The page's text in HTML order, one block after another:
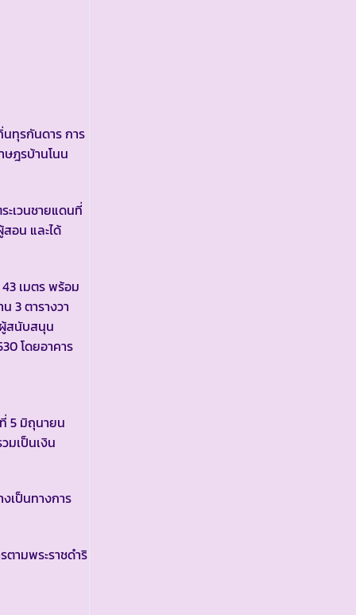
ทุรกันดาร การ
ษฎรบ้านโนน
ะเวนชายแดนที่
อน และได้
เมตร พร้อม
3 ตารางวา
สนับสนุน
โดยอาคาร
5 มิถุนายน
มเป็นเงิน
เป็นทางการ
ตามพระราชดำริ